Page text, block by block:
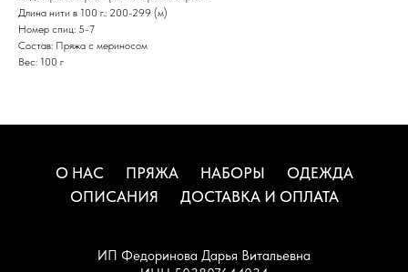
Длина нити в 100 г.: 200-299 (м)
Номер спиц: 5-7
Состав: Пряжа с мериносом
Вес: 100 г
О НАС ПРЯЖА НАБОРЫ
ОДЕЖДА
ОПИСАНИЯ
ДОСТАВКА И ОПЛАТА
ИП Федоринова Дарья Витальевна